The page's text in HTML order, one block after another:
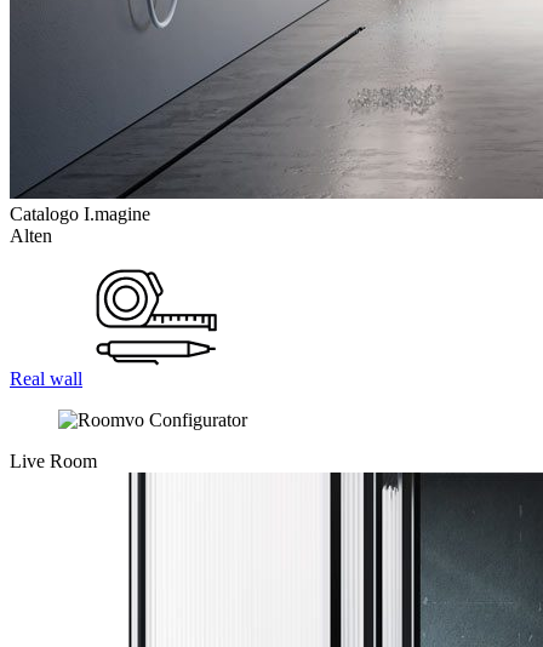
Catalogo I.magine
Alten
Real wall
Live Room